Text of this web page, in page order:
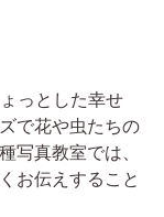
っとした幸せ
で花や虫たちの
写真教室では、
お伝えすること